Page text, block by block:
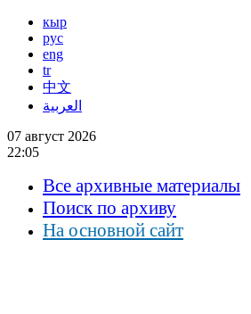
кыр
рус
eng
tr
中文
العربية
07 август 2026
22:05
Все архивные материалы
Поиск по архиву
На основной сайт